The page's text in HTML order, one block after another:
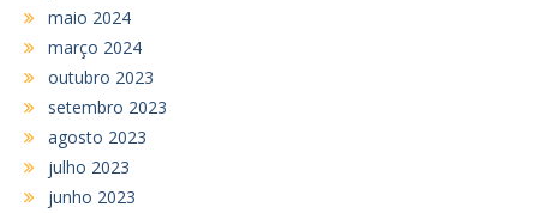
maio 2024
março 2024
outubro 2023
setembro 2023
agosto 2023
julho 2023
junho 2023